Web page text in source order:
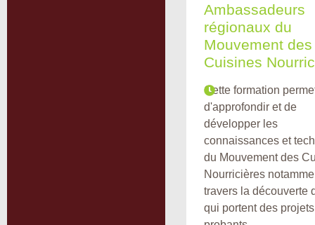
Ambassadeurs
régionaux du
Mouvement des
Cuisines
Cette formation
d'approfondir et de
développer les
connaissances et
du Mouvement des
Nourricières
travers la découverte
qui portent des projets